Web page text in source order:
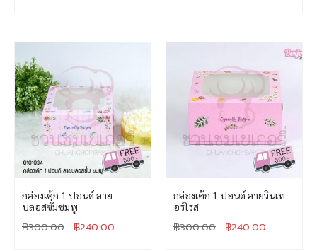
กล่องเค้ก 1 ปอนด์ ลาย
บลอสซั่มชมพู
฿300.00 ฿240.00
กล่องเค้ก 1 ปอนด์ ลายวินเท
อร์โรส
฿300.00 ฿240.00